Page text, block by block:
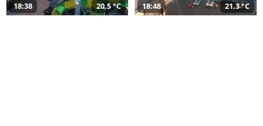
18:38 20,5 °C 18:48 21,3 °C